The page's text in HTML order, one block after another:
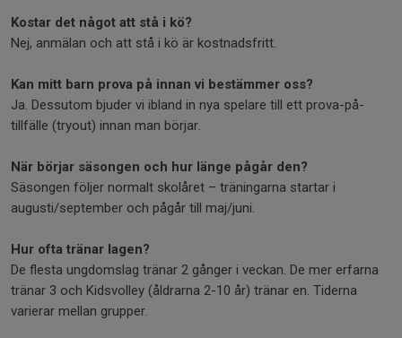
Kostar det något att stå i kö?
Nej, anmälan och att stå i kö är kostnadsfritt.
Kan mitt barn prova på innan vi bestämmer oss?
Ja. Dessutom bjuder vi ibland in nya spelare till ett prova-på-
tillfälle (tryout) innan man börjar.
När börjar säsongen och hur länge pågår den?
Säsongen följer normalt skolåret – träningarna startar i
augusti/september och pågår till maj/juni.
Hur ofta tränar lagen?
De flesta ungdomslag tränar 2 gånger i veckan. De mer erfarna
tränar 3 och Kidsvolley (åldrarna 2-10 år) tränar en. Tiderna
varierar mellan grupper.